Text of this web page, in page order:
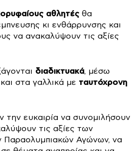
αθλητές θα
κι ενθάρρυνσης και
να ανακαλύψουν τις αξίες
διαδικτυακά, μέσω
στα γαλλικά με ταυτόχρονη
την ευκαιρία να συνομιλήσουν
τις αξίες των
Παραολυμπιακών Αγώνων, να